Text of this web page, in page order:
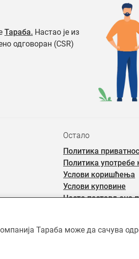
Тараба може да сачува
Тараба. Настао је из
одговоран (CSR)
Остало
Политика
Политика употребе
Услови коришћења
Услови куповине
Често постављана
правима и власништво је